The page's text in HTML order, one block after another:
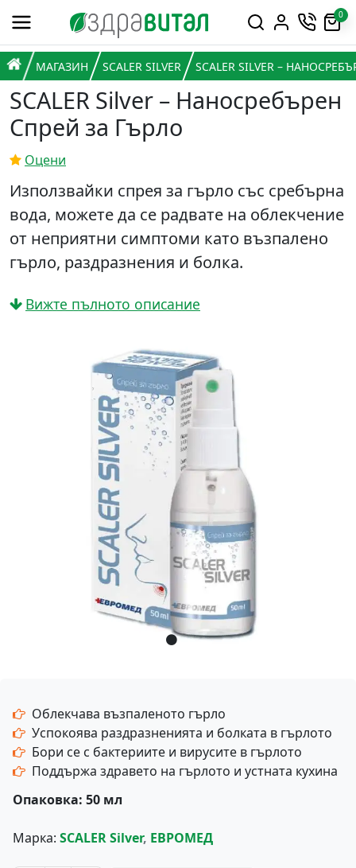
Премини към съдържанието
Горна навигация
0
Главна навигация
НАЧАЛО
МАГАЗИН SCALER SILVER SCALER SILVER –
SCALER Silver – Наносребърен
Спрей за Гърло
Оцени
Използвайки спрея за гърло със сребърна
вода, можете да се радвате на облекчение
от неприятни симптоми като възпалено
гърло, раздразнения и болка.
Вижте пълното описание
Облекчава възпаленото гърло
Успокоява раздразненията и болката в гърлото
Бори се с бактериите и вирусите в гърлото
Поддържа здравето на гърлото и устната кухина
Опаковка: 50 мл
Марка: SCALER Silver, ЕВРОМЕД